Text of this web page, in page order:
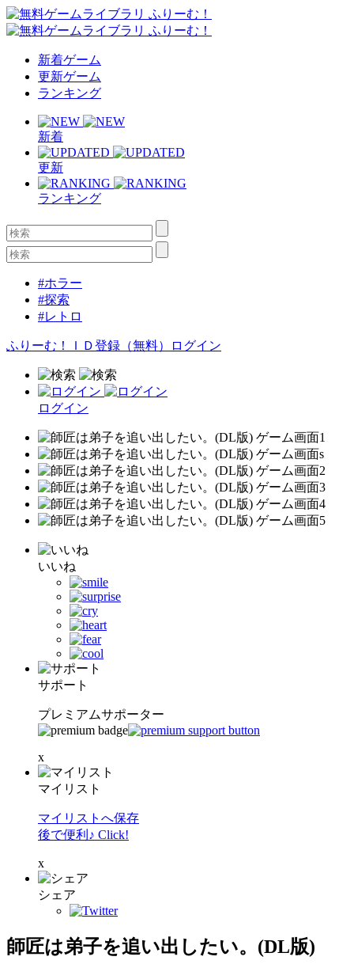
新着ゲーム
更新ゲーム
ランキング
新着
更新
ランキング
#ホラー
#探索
#レトロ
ふりーむ！ＩＤ登録（無料） ログイン
ログイン
いいね
サポート
プレミアムサポーター
x
マイリスト
マイリストへ保存
後で便利♪ Click!
x
シェア
師匠は弟子を追い出したい。(DL版)